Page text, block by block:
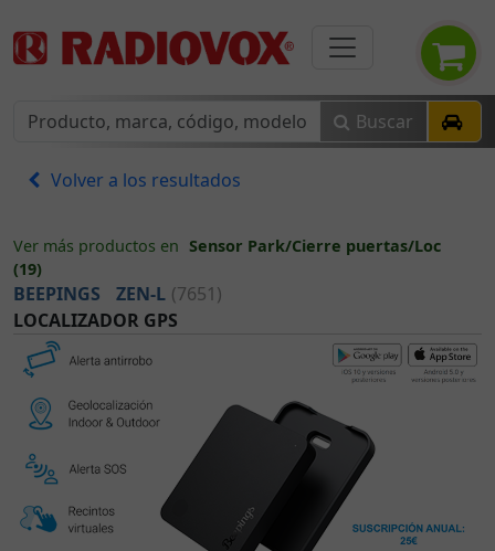
Buscar
Volver a los resultados
Ver más productos en Sensor Park/Cierre puertas/Loc
(19)
BEEPINGS ZEN-L (7651)
LOCALIZADOR GPS